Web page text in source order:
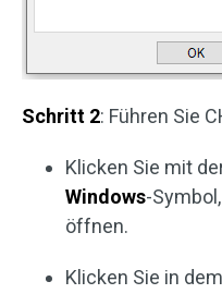
Schritt 2: Führen Sie
Klicken Sie mit
Windows-
öffnen.
Klicken Sie in